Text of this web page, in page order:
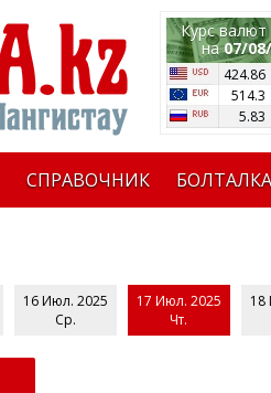
Курс валют
на07/
424.86
514.3
5.83
СПРАВОЧНИК БОЛТАЛКА
16 Июл. 2025
Ср.
17 Июл. 2025
Чт.
18